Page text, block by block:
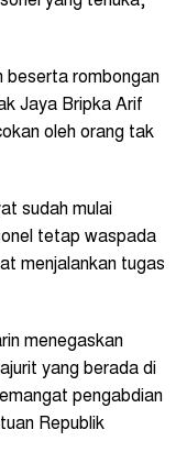
beserta rombongan
Jaya Bripka Arif
oleh orang tak
sudah mulai
tetap waspada
menjalankan tugas
menegaskan
yang berada di
pengabdian
Republik